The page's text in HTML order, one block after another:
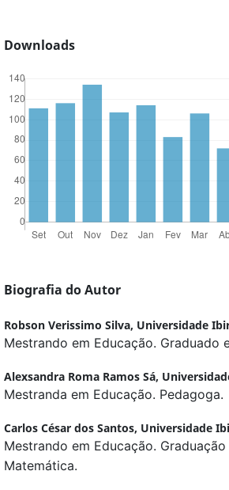
Downloads
Biografia do Autor
Robson Verissimo Silva, Universidade
Mestrando em Educação. Graduado
Alexsandra Roma Ramos Sá,
Mestranda em Educação. Pedagoga.
Carlos César dos Santos, Universidade
Mestrando em Educação.
Matemática.